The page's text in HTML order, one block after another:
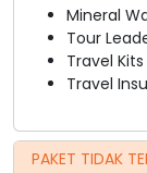
Mineral
Tour
Travel
Travel
PAKET TIDAK